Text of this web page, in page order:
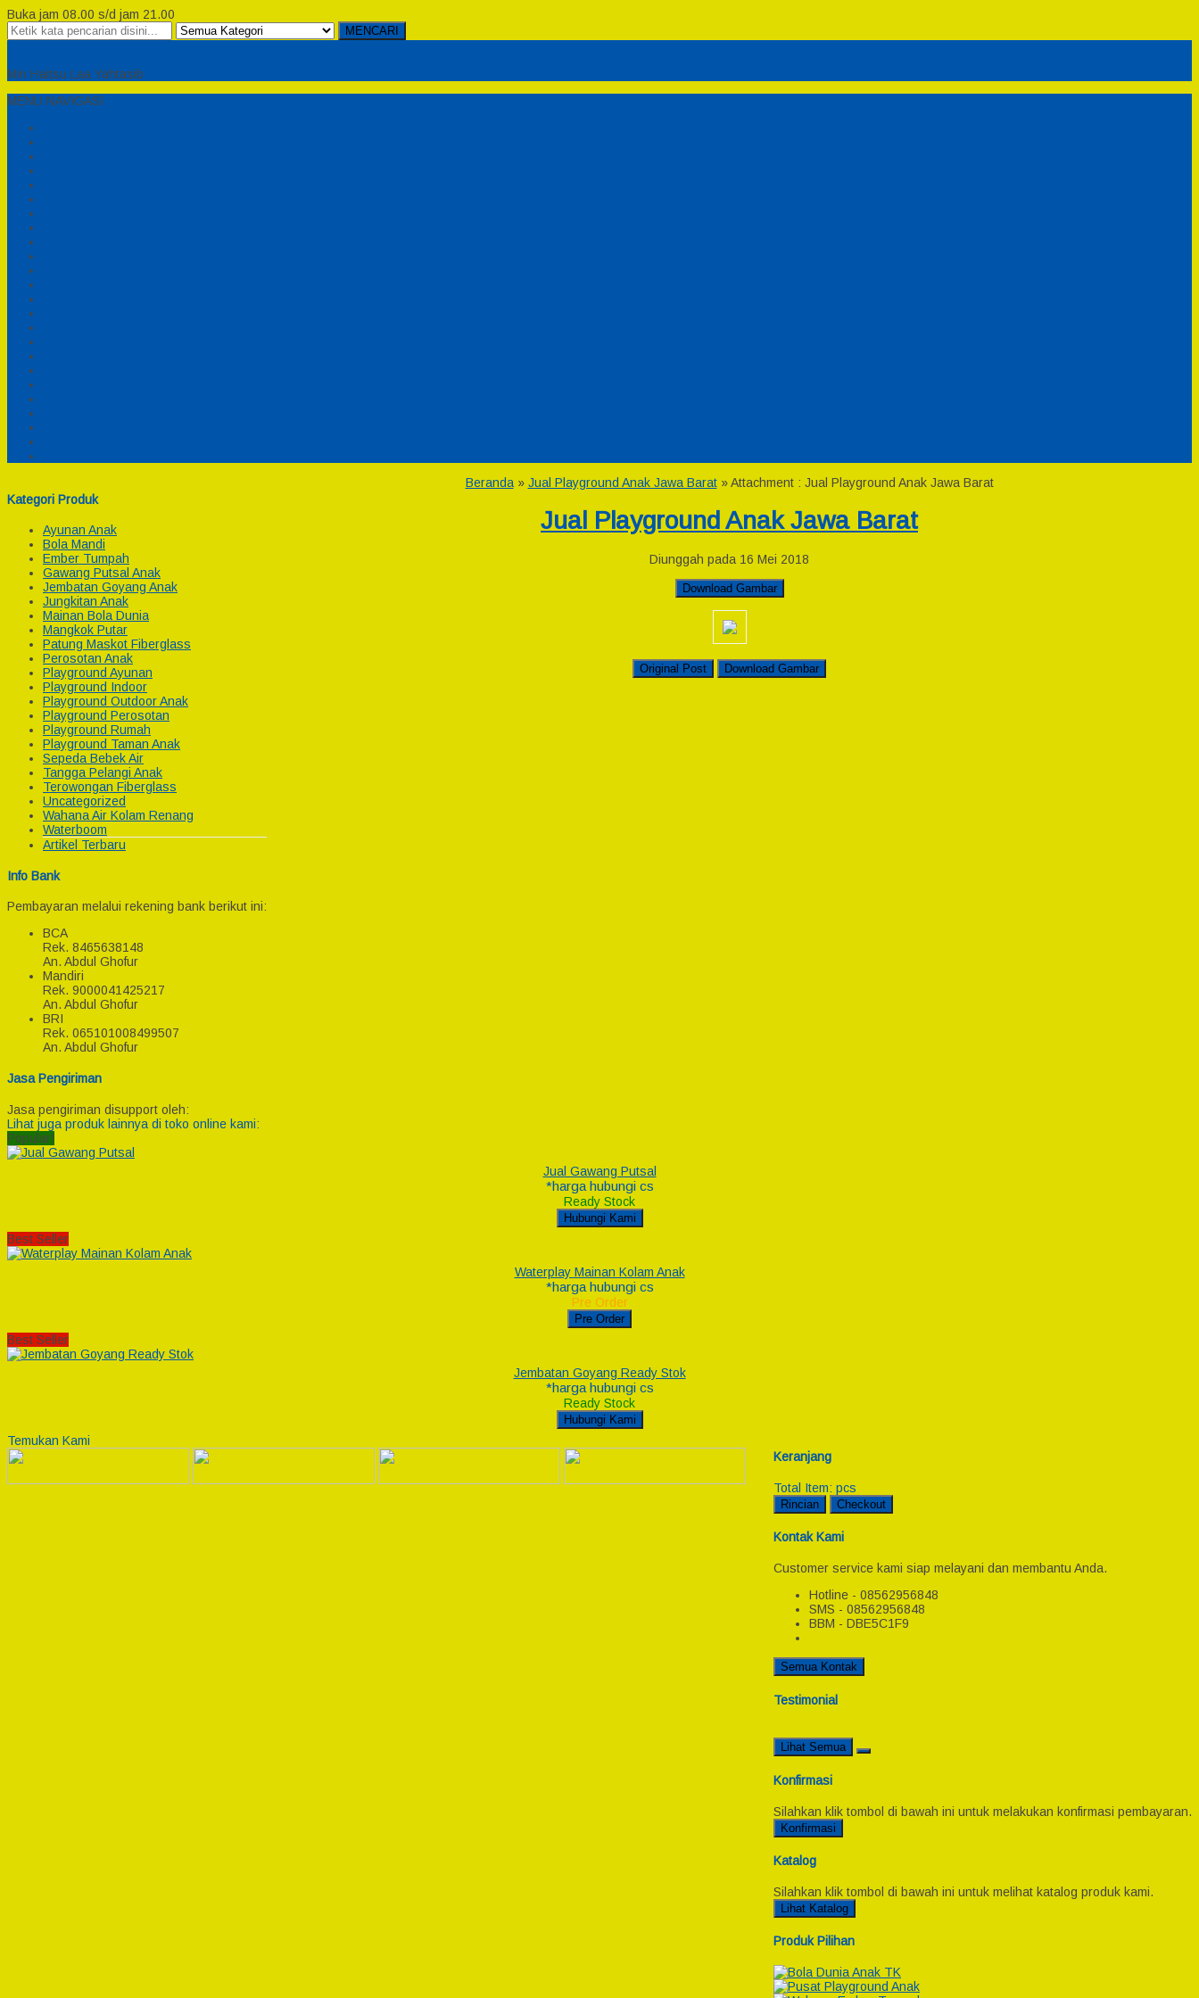
Buka jam 08.00 s/d jam 21.00
MENCARI
Min Haitsu Laa Yahtasib
MENU NAVIGASI
Kategori Produk
Ayunan Anak
Bola Mandi
Ember Tumpah
Gawang Putsal Anak
Jembatan Goyang Anak
Jungkitan Anak
Mainan Bola Dunia
Mangkok Putar
Patung Maskot Fiberglass
Perosotan Anak
Playground Ayunan
Playground Indoor
Playground Outdoor Anak
Playground Perosotan
Playground Rumah
Playground Taman Anak
Sepeda Bebek Air
Tangga Pelangi Anak
Terowongan Fiberglass
Uncategorized
Wahana Air Kolam Renang
Waterboom
Artikel Terbaru
Info Bank
Pembayaran melalui rekening bank berikut ini:
BCA
Rek. 8465638148
An. Abdul Ghofur
Mandiri
Rek. 9000041425217
An. Abdul Ghofur
BRI
Rek. 065101008499507
An. Abdul Ghofur
Jasa Pengiriman
Jasa pengiriman disupport oleh:
Beranda» Jual Playground Anak Jawa Barat» Attachment : Jual Playground Anak Jawa Barat
Jual Playground Anak Jawa Barat
Diunggah pada 16 Mei 2018
Download Gambar
Original Post Download Gambar
Lihat juga produk lainnya di toko online kami:
Popular!
Jual Gawang Putsal
*harga hubungi cs
Ready Stock
Hubungi Kami
Best Seller
Waterplay Mainan Kolam Anak
*harga hubungi cs
Pre Order
Pre Order
Best Seller
Jembatan Goyang Ready Stok
*harga hubungi cs
Ready Stock
Hubungi Kami
Keranjang
Total Item: pcs
Rincian Checkout
Kontak Kami
Customer service kami siap melayani dan membantu Anda.
Hotline - 08562956848
SMS - 08562956848
BBM - DBE5C1F9
Semua Kontak
Testimonial
Lihat Semua
Konfirmasi
Silahkan klik tombol di bawah ini untuk melakukan konfirmasi pembayaran.
Konfirmasi
Katalog
Silahkan klik tombol di bawah ini untuk melihat katalog produk kami.
Lihat Katalog
Produk Pilihan
Temukan Kami